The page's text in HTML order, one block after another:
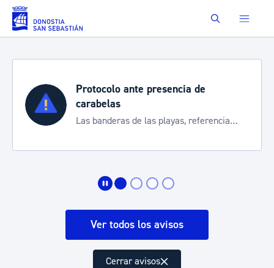
Saltar al contenido principal Buscar
Protocolo ante presencia de
carabelas
Las banderas de las playas, referencia
Ver todos los avisos
Cerrar avisos